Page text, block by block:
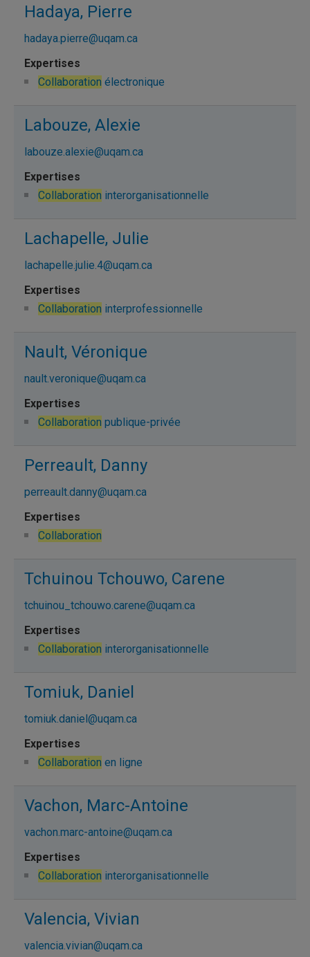
Hadaya, Pierre
hadaya.pierre@uqam.ca
Collaboration électronique
Labouze, Alexie
labouze.alexie@uqam.ca
Collaboration interorganisationnelle
Lachapelle, Julie
lachapelle.julie.4@uqam.ca
Collaboration interprofessionnelle
Nault, Véronique
nault.veronique@uqam.ca
Collaboration publique-privée
Perreault, Danny
perreault.danny@uqam.ca
Collaboration
Tchuinou Tchouwo, Carene
tchuinou_tchouwo.carene@uqam.ca
Collaboration interorganisationnelle
Tomiuk, Daniel
tomiuk.daniel@uqam.ca
Collaboration en ligne
Vachon, Marc-Antoine
vachon.marc-antoine@uqam.ca
Collaboration interorganisationnelle
Valencia, Vivian
valencia.vivian@uqam.ca